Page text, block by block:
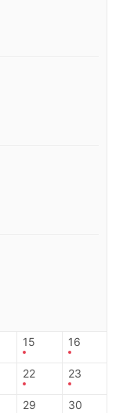
15 16
22 23
29 30